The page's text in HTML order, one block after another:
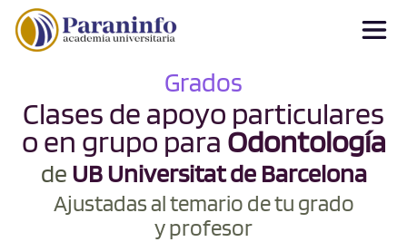
Grados
Clases de apoyo particulares
o en grupo para Odontología
de UB Universitat de Barcelona
Ajustadas al temario de tu grado
y profesor